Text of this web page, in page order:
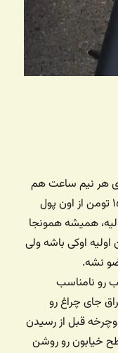
هر نیم ساعت هم
۱۵۰۰ تومن. من فکر می کردم این ۱۵۰۰ تومن از اون پول
همیشه همونجا
شاید برای من ۲۰۰ تومن اولیه اوکی باشه ولی
نشه.
رو نامناسب
جای چراغ رو
قبل از رسیدن
خیابون رو روشن